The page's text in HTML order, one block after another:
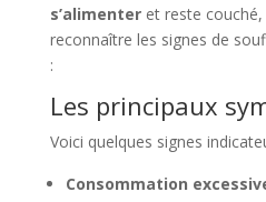
s’alimenteret reste couché,
reconnaître les signes de
:
Les principaux
Voici quelques signes
Consommation